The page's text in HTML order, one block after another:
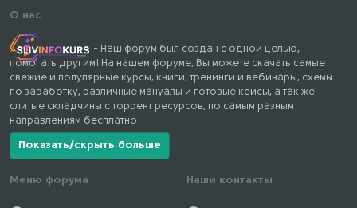
О нас
- Наш форум был создан с одной целью,
помогать другим! На нашем форуме, Вы можете скачать самые
свежие и популярные курсы, книги, тренинги и вебинары, схемы
по заработку, различные мануалы и готовые кейсы, а так же
слитые складчины с торрент ресурсов, по самым разным
направлениям бесплатно!
Показать/скрыть больше
Меню форума Наши контакты